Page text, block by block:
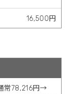
16,500円
常78,216円→